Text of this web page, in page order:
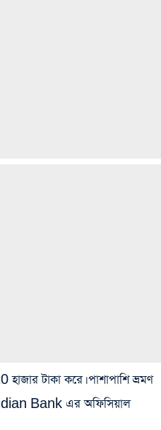
টাকা করে। পাশাপাশি ভ্রমণ
Indian Bank এর অফিসিয়াল